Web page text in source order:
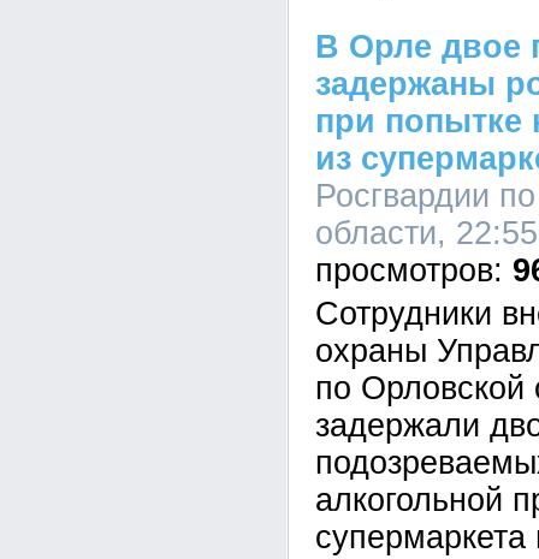
В Орле двое
задержаны
при попытке
из
Росгвардии
области,
Сотрудники
охраны
по Орловской
задержали
алкогольной